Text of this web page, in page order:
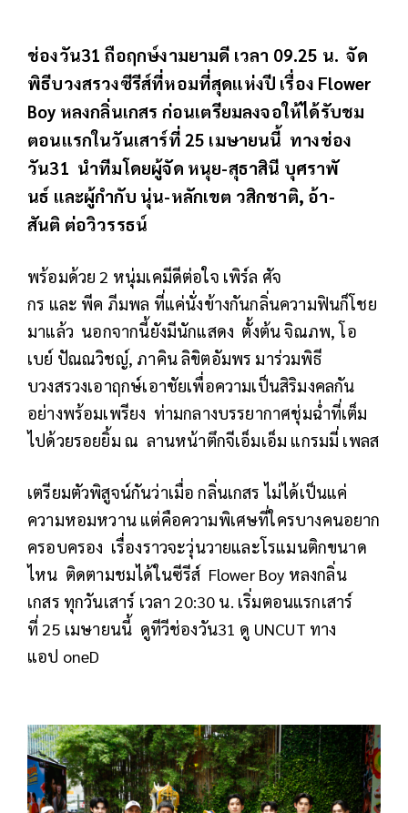
ช่องวัน31 ถือฤกษ์งามยามดี เวลา 09.25 น. จัด
พิธีบวงสรวงซีรีส์ที่หอมที่สุดแห่งปี เรื่อง Flower
Boy หลงกลิ่นเกสร ก่อนเตรียมลงจอให้ได้รับชม
ตอนแรกในวันเสาร์ที่ 25 เมษายนนี้ ทางช่อง
วัน31 นำทีมโดยผู้จัด หนุย-สุธาสินี บุศราพั
นธ์ และผู้กำกับ นุ่น-หลักเขต วสิกชาติ, อ้า-
สันติ ต่อวิวรรธน์
พร้อมด้วย 2 หนุ่มเคมีดีต่อใจ เพิร์ล ศัจ
กร และ พีค ภีมพล ที่แค่นั่งข้างกันกลิ่นความฟินก็โชย
มาแล้ว นอกจากนี้ยังมีนักแสดง ตั้งต้น จิณภพ, โอ
เบย์ ปัณณวิชญ์, ภาคิน ลิขิตอัมพร มาร่วมพิธี
บวงสรวงเอาฤกษ์เอาชัยเพื่อความเป็นสิริมงคลกัน
อย่างพร้อมเพรียง ท่ามกลางบรรยากาศชุ่มฉ่ำที่เต็ม
ไปด้วยรอยยิ้ม ณ ลานหน้าตึกจีเอ็มเอ็ม แกรมมี่ เพลส
เตรียมตัวพิสูจน์กันว่าเมื่อ กลิ่นเกสร ไม่ได้เป็นแค่
ความหอมหวาน แต่คือความพิเศษที่ใครบางคนอยาก
ครอบครอง เรื่องราวจะวุ่นวายและโรแมนติกขนาด
ไหน ติดตามชมได้ในซีรีส์ Flower Boy หลงกลิ่น
เกสร ทุกวันเสาร์ เวลา 20:30 น. เริ่มตอนแรกเสาร์
ที่ 25 เมษายนนี้ ดูทีวีช่องวัน31 ดู UNCUT ทาง
แอป oneD